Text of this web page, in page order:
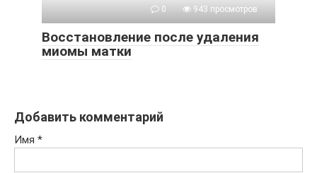
0 943 просмотров
Восстановление после удаления
миомы матки
Добавить комментарий
Имя *